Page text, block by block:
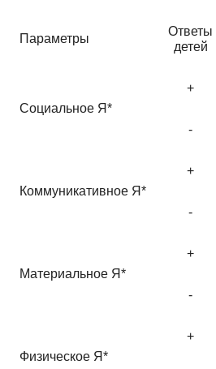
Параметры
Ответы
детей
Социальное Я*
+
-
Коммуникативное Я*
+
-
Материальное Я*
+
-
Физическое Я*
+